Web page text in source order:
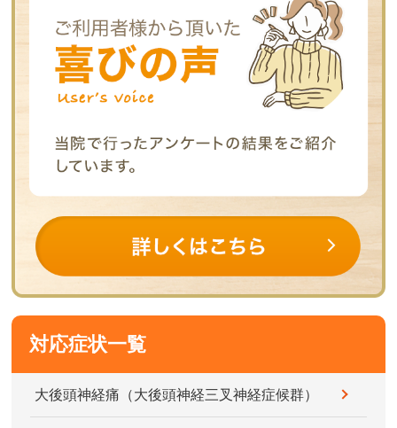
対応症状一覧
大後頭神経痛（大後頭神経三叉神経症候群）